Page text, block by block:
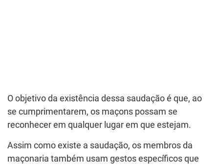
O objetivo da existência dessa saudação é que, ao
se cumprimentarem, os maçons possam se
reconhecer em qualquer lugar em que estejam.
Assim como existe a saudação, os membros da
maçonaria também usam gestos específicos que